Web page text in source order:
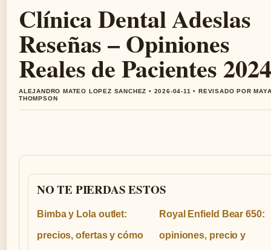
Clínica Dental Adeslas
Reseñas – Opiniones
Reales de Pacientes 2024
ALEJANDRO MATEO LOPEZ SANCHEZ • 2026-04-11 • REVISADO POR
THOMPSON
NO TE PIERDAS ESTOS
Bimba y Lola outlet:
precios, ofertas y cómo
Royal Enfield Bear 650:
opiniones, precio y